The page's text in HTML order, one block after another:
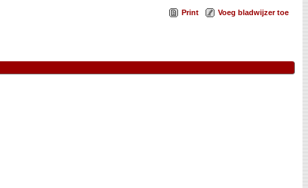
Print Voeg bladwijzer toe